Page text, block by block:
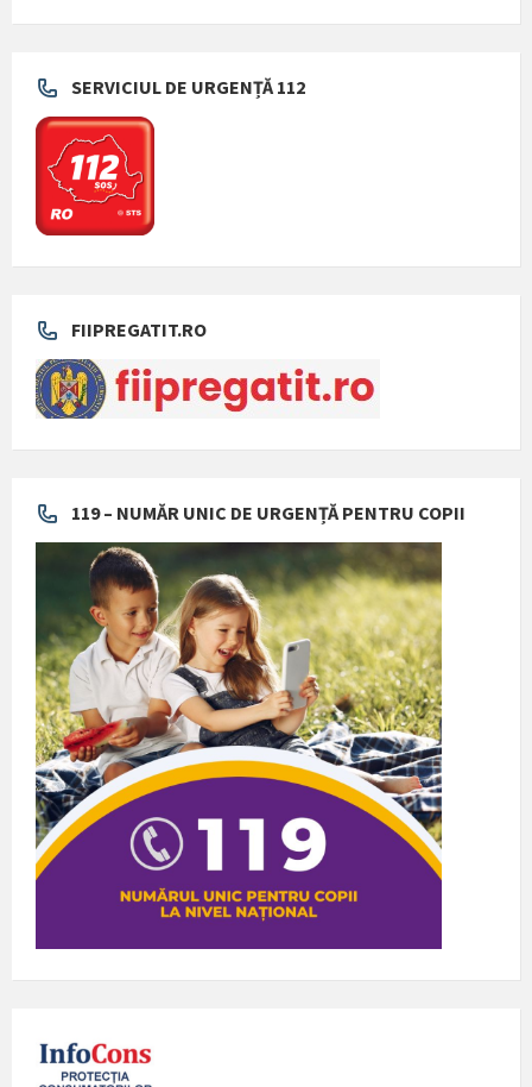
SERVICIUL DE URGENȚĂ 112
FIIPREGATIT.RO
119 – NUMĂR UNIC DE URGENȚĂ PENTRU COPII